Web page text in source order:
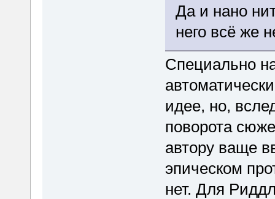
Да и нано
него всё же
Специально
идее, но,
поворота
автору ваще
эпическом
нет. Для